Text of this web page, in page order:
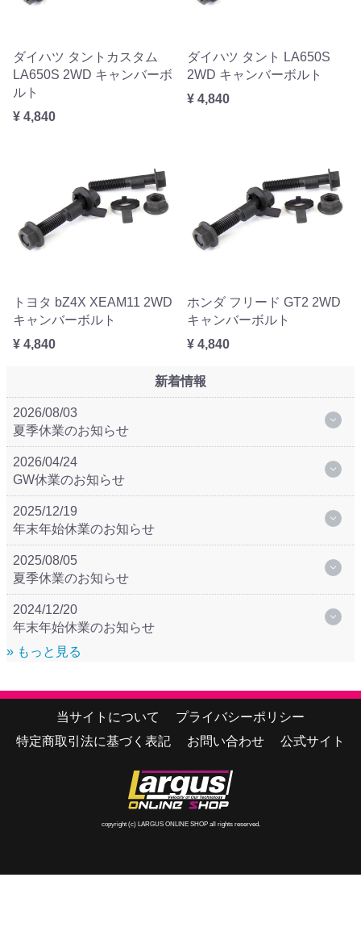
ダイハツ タントカスタム
LA650S 2WD キャンバーボ
ルト
¥ 4,840
ダイハツ タント LA650S
2WD キャンバーボルト
¥ 4,840
トヨタ bZ4X XEAM11 2WD
キャンバーボルト
¥ 4,840
ホンダ フリード GT2 2WD
キャンバーボルト
¥ 4,840
新着情報
2026/08/03
夏季休業のお知らせ
2026/04/24
GW休業のお知らせ
2025/12/19
年末年始休業のお知らせ
2025/08/05
夏季休業のお知らせ
2024/12/20
年末年始休業のお知らせ
» もっと見る
当サイトについて
プライバシーポリシー
特定商取引法に基づく表記
お問い合わせ 公式サイト
copyright (c) LARGUS ONLINE SHOP all rights reserved.